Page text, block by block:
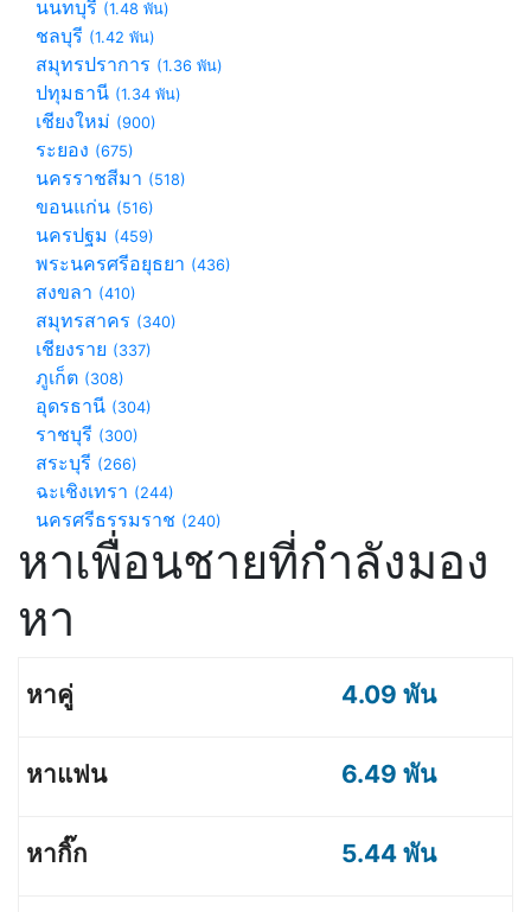
นนทบุรี (1.48 พัน)
ชลบุรี (1.42 พัน)
สมุทรปราการ (1.36 พัน)
ปทุมธานี (1.34 พัน)
เชียงใหม่ (900)
ระยอง (675)
นครราชสีมา (518)
ขอนแก่น (516)
นครปฐม (459)
พระนครศรีอยุธยา (436)
สงขลา (410)
สมุทรสาคร (340)
เชียงราย (337)
ภูเก็ต (308)
อุดรธานี (304)
ราชบุรี (300)
สระบุรี (266)
ฉะเชิงเทรา (244)
นครศรีธรรมราช (240)
หาเพื่อนชายที่กำลังมอง
หา
4.09 พัน
6.49 พัน
5.44 พัน